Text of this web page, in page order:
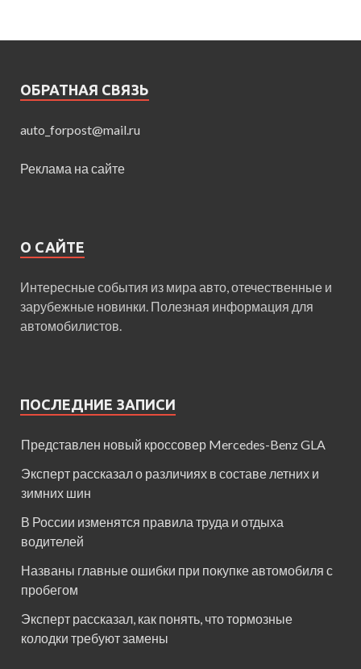
ОБРАТНАЯ СВЯЗЬ
auto_forpost@mail.ru
Реклама на сайте
О САЙТЕ
Интересные события из мира авто, отечественные и
зарубежные новинки. Полезная информация для
автомобилистов.
ПОСЛЕДНИЕ ЗАПИСИ
Представлен новый кроссовер Mercedes-Benz GLA
Эксперт рассказал о различиях в составе летних и
зимних шин
В России изменятся правила труда и отдыха
водителей
Названы главные ошибки при покупке автомобиля с
пробегом
Эксперт рассказал, как понять, что тормозные
колодки требуют замены